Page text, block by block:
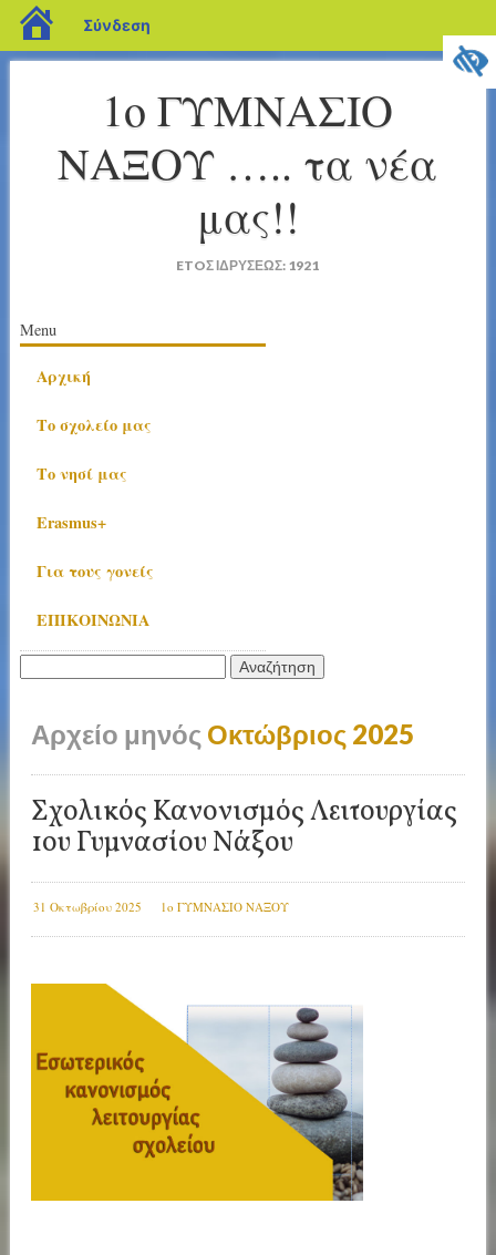
blogs.sch.gr
Σύνδεση
1ο ΓΥΜΝΑΣΙΟ
ΝΑΞΟΥ ….. τα νέα
μας!!
ETOΣ ΙΔΡΥΣΕΩΣ: 1921
Κύριο μενού
Μετάβαση
περιεχόμενο
Menu
Αρχική
Το σχολείο μας
Το νησί μας
Erasmus+
Για τους γονείς
ΕΠΙΚΟΙΝΩΝΙΑ
Αναζήτηση
Αρχείο μηνός Οκτώβριος 2025
Σχολικός Κανονισμός Λειτουργίας
1ου Γυμνασίου Νάξου
31 Οκτωβρίου 2025 1ο ΓΥΜΝΑΣΙΟ ΝΑΞΟΥ